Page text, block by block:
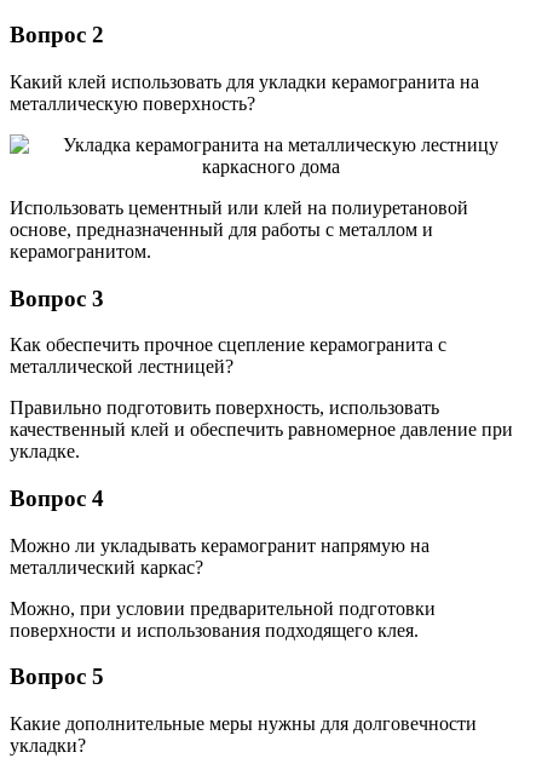
Вопрос 2
Какий клей использовать для укладки керамогранита на
металлическую поверхность?
Использовать цементный или клей на полиуретановой
основе, предназначенный для работы с металлом и
керамогранитом.
Вопрос 3
Как обеспечить прочное сцепление керамогранита с
металлической лестницей?
Правильно подготовить поверхность, использовать
качественный клей и обеспечить равномерное давление при
укладке.
Вопрос 4
Можно ли укладывать керамогранит напрямую на
металлический каркас?
Можно, при условии предварительной подготовки
поверхности и использования подходящего клея.
Вопрос 5
Какие дополнительные меры нужны для долговечности
укладки?